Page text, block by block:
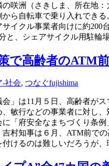
咲洲（さきしま、所在地
ら自転車で乗り入れでき
イクル事業者向けに約
と、シェアサイクル用駐輪
で高齢者のATM
-社会,つなぐfujishima
」は11月５日、高齢者が
敏行などの事業者に対し
「府安全なまちづくり条
村知事は６月、ATM前で
けるのは難しいだろうが